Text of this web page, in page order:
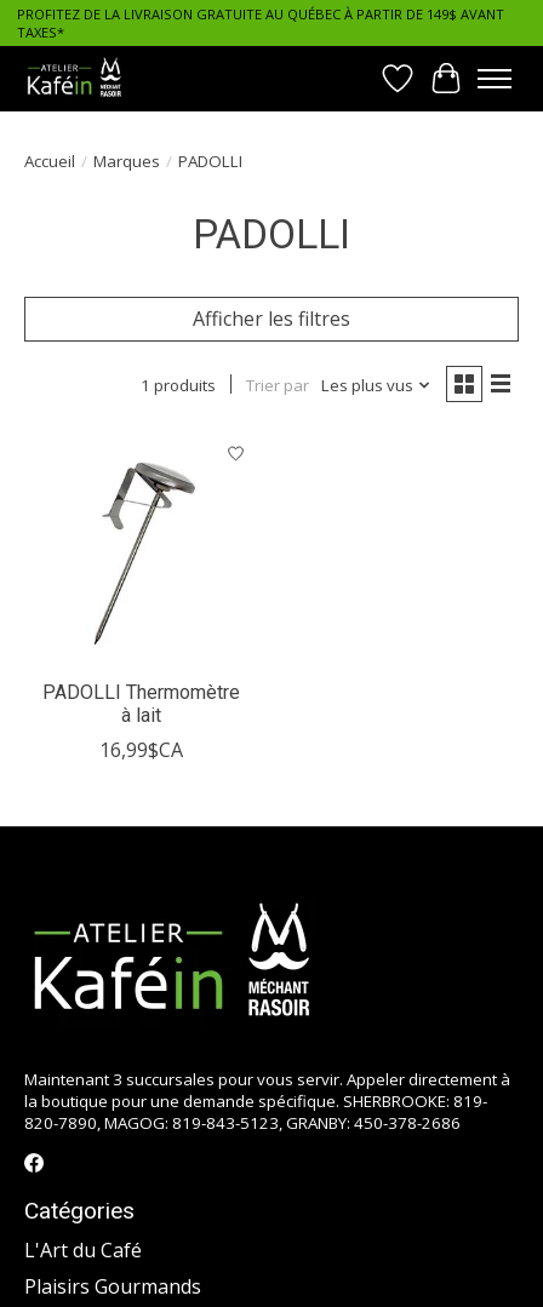
PROFITEZ DE LA LIVRAISON GRATUITE AU QUÉBEC À PARTIR DE 149$ AVANT
TAXES*
Liste dePanier
Accueil / Marques / PADOLLI
PADOLLI
Afficher les filtres
1 produits Trier par Les plus vus
PADOLLI Thermomètre
à lait
16,99$CA
Maintenant 3 succursales pour vous servir. Appeler directement à
la boutique pour une demande spécifique. SHERBROOKE: 819-
820-7890, MAGOG: 819-843-5123, GRANBY: 450-378-2686
Catégories
L'Art du Café
Plaisirs Gourmands